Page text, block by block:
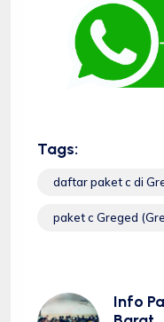
Tags:
daftar paket c di
paket c Greged
Info